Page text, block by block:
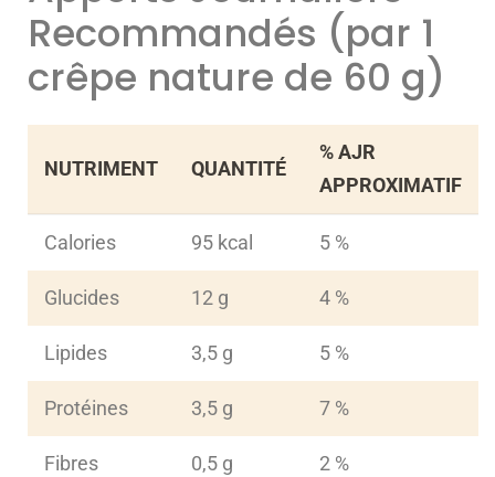
Recommandés (par 1
crêpe nature de 60 g)
NUTRIMENT QUANTITÉ
% AJR
APPROXIMATIF
Calories 95 kcal 5 %
Glucides 12 g 4 %
Lipides 3,5 g 5 %
Protéines 3,5 g 7 %
Fibres 0,5 g 2 %